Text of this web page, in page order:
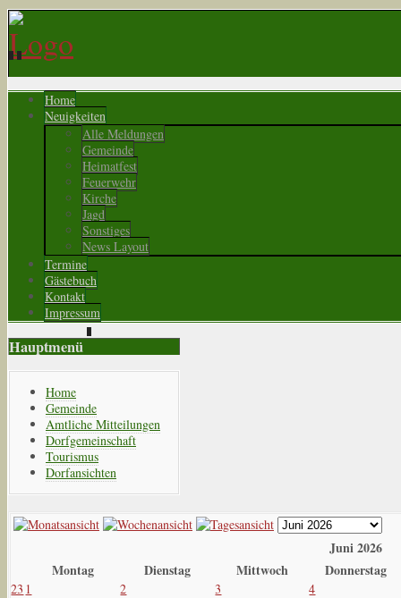
Home
Neuigkeiten
Alle Meldungen
Gemeinde
Heimatfest
Feuerwehr
Kirche
Jagd
Sonstiges
News Layout
Termine
Gästebuch
Kontakt
Impressum
Hauptmenü
Home
Gemeinde
Amtliche Mitteilungen
Dorfgemeinschaft
Tourismus
Dorfansichten
Juni 2026
Montag
Dienstag Mittwoch Donnerstag
23 1 2 3 4